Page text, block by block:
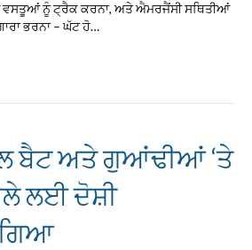
ਵਸਤੂਆਂ ਨੂੰ ਟ੍ਰੈਕ ਕਰਨਾ, ਅਤੇ ਐਮਰਜੈਂਸੀ ਸਥਿਤੀਆਂ
ਭਰਨਾ – ਘੱਟ ਹੋ…
ਬੈਟ ਅਤੇ ਗੁਆਂਢੀਆਂ ‘ਤੇ
ਲਈ ਦੋਸ਼ੀ